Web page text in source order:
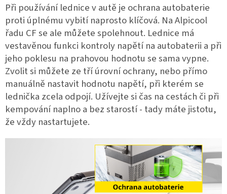
Při používání lednice v autě je ochrana autobaterie
proti úplnému vybití naprosto klíčová. Na Alpicool
řadu CF se ale můžete spolehnout. Lednice má
vestavěnou funkci kontroly napětí na autobaterii a při
jeho poklesu na prahovou hodnotu se sama vypne.
Zvolit si můžete ze tří úrovní ochrany, nebo přímo
manuálně nastavit hodnotu napětí, při kterém se
lednička zcela odpojí. Užívejte si čas na cestách či při
kempování naplno a bez starostí - tady máte jistotu,
že vždy nastartujete.